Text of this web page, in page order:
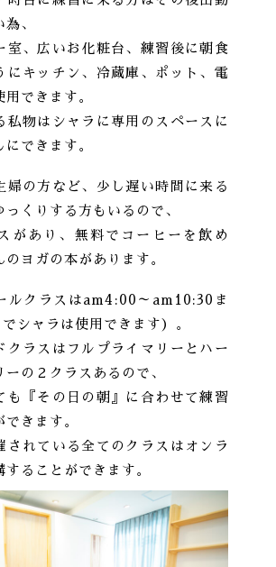
、
室、広いお化粧台、練習後に朝食
にキッチン、冷蔵庫、ポット、電
できます。
私物はシャラに専用のスペースに
にできます。
婦の方など、少し遅い時間に来る
っくりする方もいるので、
があり、無料でコーヒーを飲め
のヨガの本があります。
ルクラスはam4:00～am10:30ま
シャラは使用できます）。
クラスはフルプライマリーとハー
ーの２クラスあるので、
も『その日の朝』に合わせて練習
きます。
されている全てのクラスはオンラ
することができます。